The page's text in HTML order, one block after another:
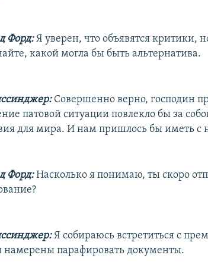
Форд:Я уверен, что объявятся критики,
какой могла бы быть альтернатива.
Совершенно верно, господин
патовой ситуации повлекло бы за
для мира. И нам пришлось бы иметь с
Форд:Насколько я понимаю, ты скоро
Я собираюсь встретиться с
намерены парафировать документы.